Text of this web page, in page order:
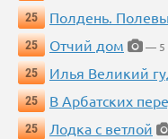
25
Полдень.
25
Отчий дом
— 5
25
Илья Великий
25
В Арбатских
25
Лодка с ветлой